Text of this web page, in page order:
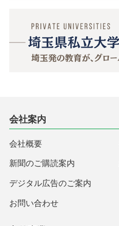
会社案内
会社概要
新聞のご購読案内
デジタル広告のご案内
お問い合わせ